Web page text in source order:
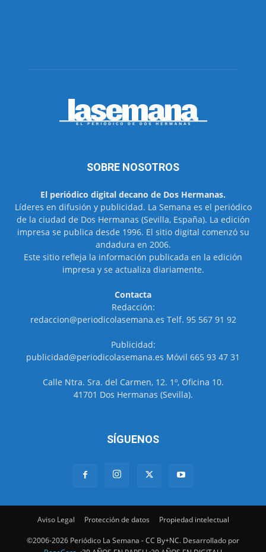
SOBRE NOSOTROS
El periódico digital decano de Dos Hermanas.
Líderes en difusión y publicidad. La Semana es el periódico
de la ciudad de Dos Hermanas (Sevilla, España). La edición
impresa se publica desde 1996. El sitio digital comenzó su
andadura en 2006.
Este sitio refleja la información publicada en la edición
impresa y se actualiza diariamente.
Contacta
Redacción:
redaccion@periodicolasemana.es Telf. 95 567 91 92
Publicidad:
publicidad@periodicolasemana.es Móvil 665 93 47 31
Calle Ntra. Sra. del Carmen, 12. 1º, Oficina 10.
41701 Dos Hermanas (Sevilla).
SÍGUENOS
Aviso Legal Protección de datos Propiedad intelectual
©2006-2026 Periódico La Semana - CC By+NC. Desarrollado por